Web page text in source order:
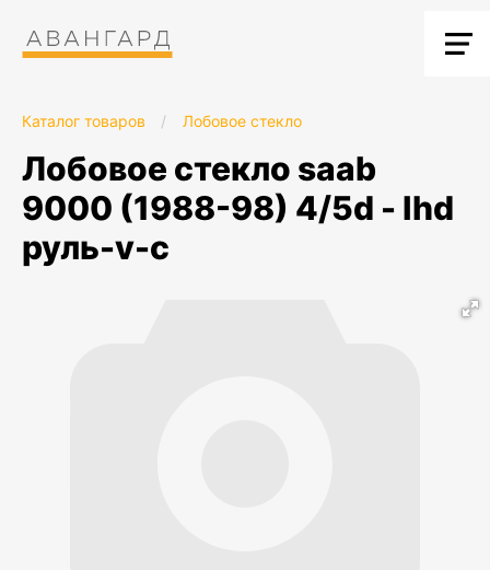
Каталог товаров / Лобовое стекло
лобовое стекло saab
9000 (1988-98) 4/5d - lhd
руль-v-c